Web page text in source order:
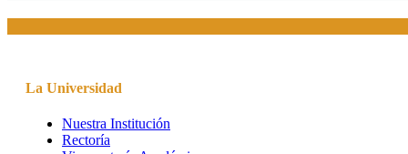
La Universidad
Nuestra Institución
Rectoría